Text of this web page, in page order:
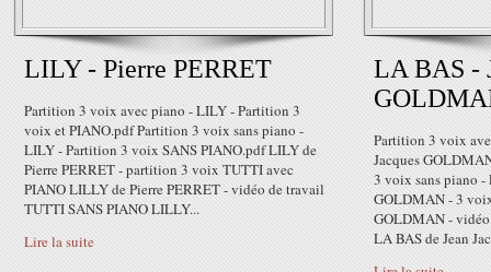
LILY - Pierre PERRET
Partition 3 voix avec piano - LILY - Partition 3
voix et PIANO.pdf Partition 3 voix sans piano -
LILY - Partition 3 voix SANS PIANO.pdf LILY de
Pierre PERRET - partition 3 voix TUTTI avec
PIANO LILLY de Pierre PERRET - vidéo de travail
TUTTI SANS PIANO LILLY...
Lire la suite
LA BAS -
Partition 3 voix
Jacques
3 voix sans piano -
GOLDMAN - 3
GOLDMAN -
LA BAS de Jean